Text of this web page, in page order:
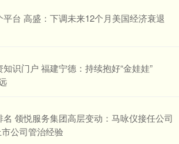
台 高盛：下调未来12个月美国经济衰退
识门户 福建宁德：持续抱好“金娃娃”
领悦服务集团高层变动：马咏仪接任公司
公司管治经验